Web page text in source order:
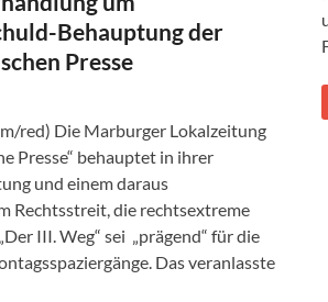
Behauptung der
Presse
red) Die Marburger Lokalzeitung
Presse“ behauptet in ihrer
und einem daraus
Rechtsstreit, die rechtsextreme
III. Weg“ sei „prägend“ für die
Das veranlasste